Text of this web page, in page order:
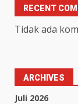
RECENT
Tidak ada
ARCHIVES
Juli 2026